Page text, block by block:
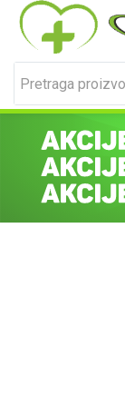
Unesite svoje